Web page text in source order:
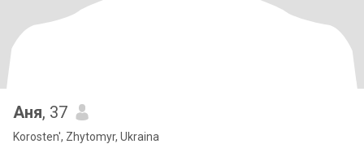
Аня, 37
Korosten', Zhytomyr, Ukraina